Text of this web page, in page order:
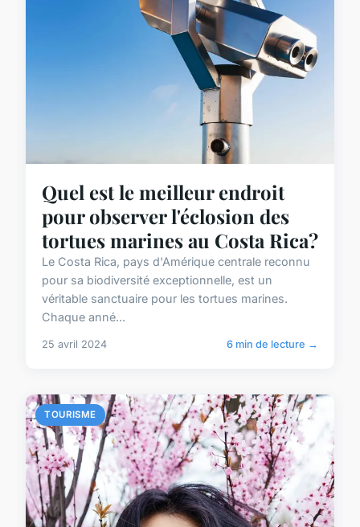
Quel est le meilleur endroit
pour observer l'éclosion des
tortues marines au Costa Rica?
Le Costa Rica, pays d'Amérique centrale reconnu
pour sa biodiversité exceptionnelle, est un
véritable sanctuaire pour les tortues marines.
Chaque anné...
25 avril 2024 6 min de lecture →
TOURISME